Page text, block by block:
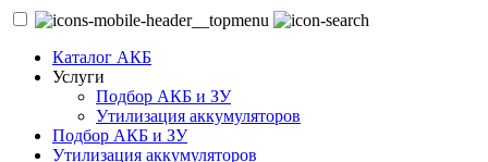
Каталог АКБ
Услуги
Подбор АКБ и ЗУ
Утилизация аккумуляторов
Подбор АКБ и ЗУ
Утилизация аккумуляторов